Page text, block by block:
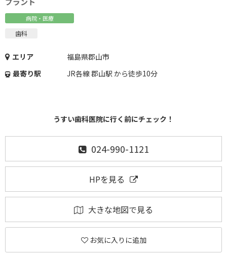
病院・医療
歯科
エリア
福島県郡山市
最寄り駅
JR各線 郡山駅 から徒歩10分
うすい歯科医院に行く前にチェック！
024-990-1121
HPを見る
大きな地図で見る
お気に入りに追加